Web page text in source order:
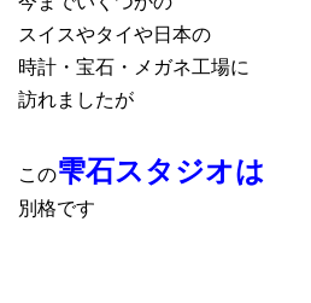
スイスやタイや日本の
時計・宝石・メガネ工場に
訪れましたが
この雫石スタジオは
別格です